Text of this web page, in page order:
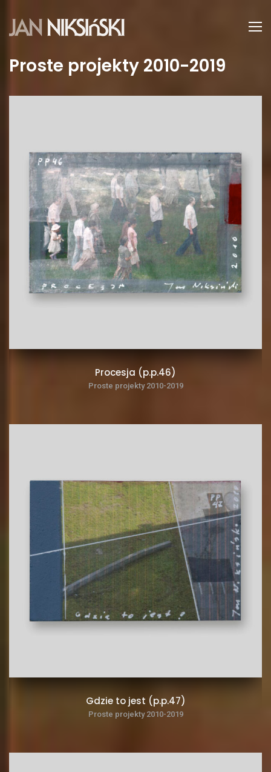
Proste projekty 2010-2019
Procesja (p.p.46)
Proste projekty 2010-2019
Gdzie to jest (p.p.47)
Proste projekty 2010-2019